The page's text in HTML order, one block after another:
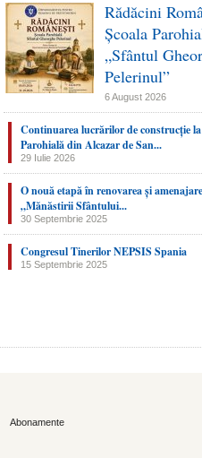
Rădăcini
Școala
„Sfântul
Pelerinul”
6 August 2026
Continuarea lucrărilor de construcție
Parohială din Alcazar de San...
29 Iulie 2026
O nouă etapă în renovarea și
„Mănăstirii Sfântului...
30 Septembrie 2025
Congresul Tinerilor NEPSIS Spania
15 Septembrie 2025
Abonamente